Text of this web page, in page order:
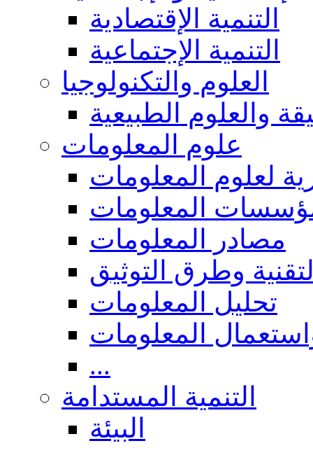
التنمية الإقتصادية
التنمية الإجتماعية
العلوم والتكنولوجيا
والعلوم الطبيعية
علوم المعلومات
لعلوم المعلومات
المعلومات
مصادر المعلومات
وطرق التوثيق
تحليل المعلومات
المعلومات
...
التنمية المستدامة
البيئة